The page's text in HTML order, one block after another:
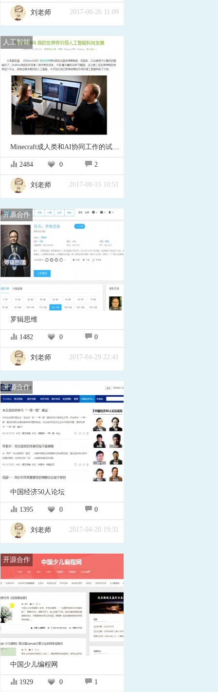
刘老师 2017-08-26 11:09
人工智能
Minecraft成人类和AI协同工作的试验之地
2484 0 2
刘老师 2017-08-15 10:51
开源合作
罗辑思维
1482 0 0
刘老师 2017-04-29 22:41
开源合作
中国经济50人论坛
1395 0 0
刘老师 2017-04-20 19:31
开源合作
中国少儿编程网
1929 0 1